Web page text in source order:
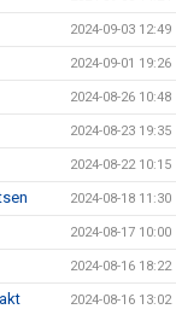
2024-09-03 12:49
2024-09-01 19:26
2024-08-26 10:48
2024-08-23 19:35
2024-08-22 10:15
2024-08-18 11:30
2024-08-17 10:00
2024-08-16 18:22
2024-08-16 13:02